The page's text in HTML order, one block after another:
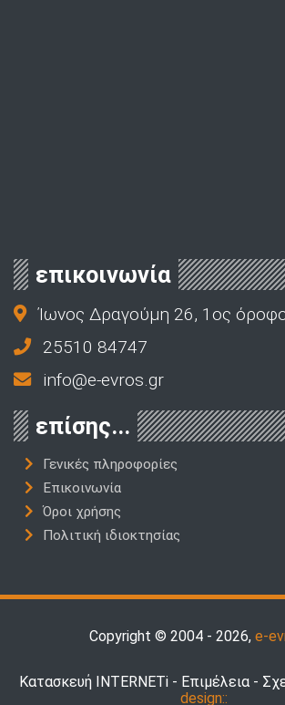
επικοινωνία
Ίωνος Δραγούμη 26, 1ος
25510 84747
info@e-evros.gr
επίσης...
Γενικές πληροφορίες
Επικοινωνία
Όροι χρήσης
Πολιτική ιδιοκτησίας
Copyright © 2004 - 2026, e-
Κατασκευή INTERNETi - Επιμέλεια -
design::